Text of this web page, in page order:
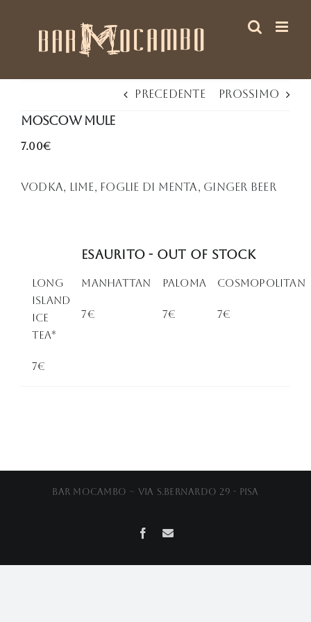
Precedente Prossimo
Moscow Mule
7.00€
Vodka, lime, foglie di menta, ginger beer
Esaurito - Out of stock
Long
Island
Ice
Tea*
7€
Manhattan
7€
PALOMA
7€
Cosmopolitan
7€
Bar Mocambo ~ Via S.Bernardo 29 - Pisa
Facebook
Email